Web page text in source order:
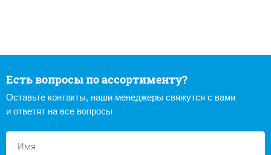
Есть вопросы по ассортименту?
Оставьте контакты, наши менеджеры свяжутся с вами
и ответят на все вопросы